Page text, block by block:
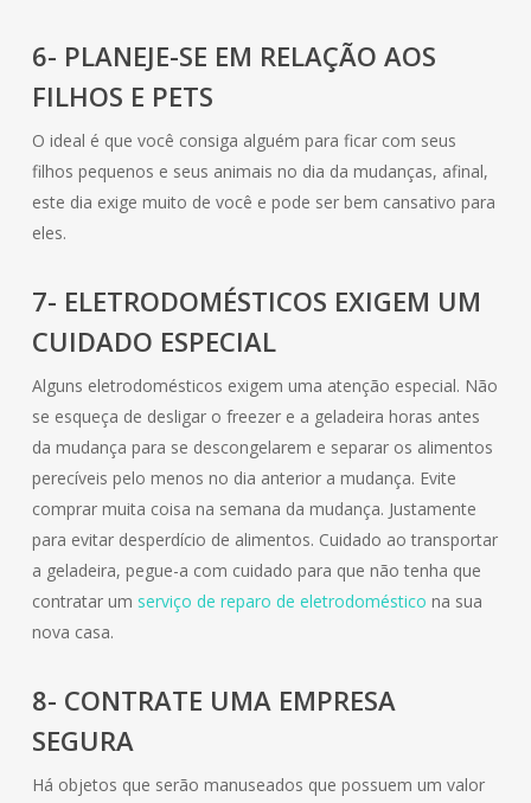
6- PLANEJE-SE EM RELAÇÃO AOS
FILHOS E PETS
O ideal é que você consiga alguém para ficar com seus
filhos pequenos e seus animais no dia da mudanças, afinal,
este dia exige muito de você e pode ser bem cansativo para
eles.
7- ELETRODOMÉSTICOS EXIGEM UM
CUIDADO ESPECIAL
Alguns eletrodomésticos exigem uma atenção especial. Não
se esqueça de desligar o freezer e a geladeira horas antes
da mudança para se descongelarem e separar os alimentos
perecíveis pelo menos no dia anterior a mudança. Evite
comprar muita coisa na semana da mudança. Justamente
para evitar desperdício de alimentos. Cuidado ao transportar
a geladeira, pegue-a com cuidado para que não tenha que
contratar um serviço de reparo de eletrodoméstico na sua
nova casa.
8- CONTRATE UMA EMPRESA
SEGURA
Há objetos que serão manuseados que possuem um valor